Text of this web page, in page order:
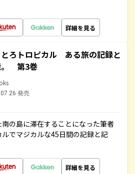
詳細を見る
とろトロピカル ある旅の記録と
。 第3巻
発売
の島に滞在することになった筆者
でマジカルな45日間の記録と記
詳細を見る